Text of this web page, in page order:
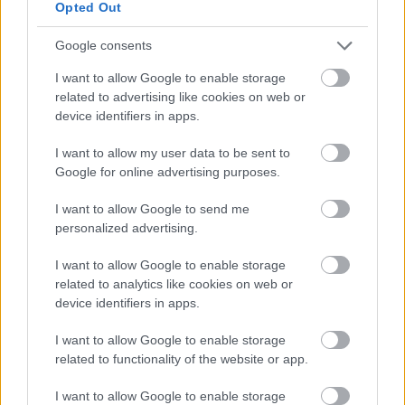
Opted Out
Google consents
I want to allow Google to enable storage
related to advertising like cookies on web or
device identifiers in apps.
I want to allow my user data to be sent to
Google for online advertising purposes.
I want to allow Google to send me
personalized advertising.
I want to allow Google to enable storage
related to analytics like cookies on web or
device identifiers in apps.
I want to allow Google to enable storage
related to functionality of the website or app.
I want to allow Google to enable storage
Ezeket olvastad már?
Russell Crowe nemcsak rengeteget fogyott, de
Meghan Markle születésnapi fotói láttán
Kipróbáltam: minden alkalommal ezt ettem csoki
helyett, és teljesen elmúltak a nassolási rohamaim